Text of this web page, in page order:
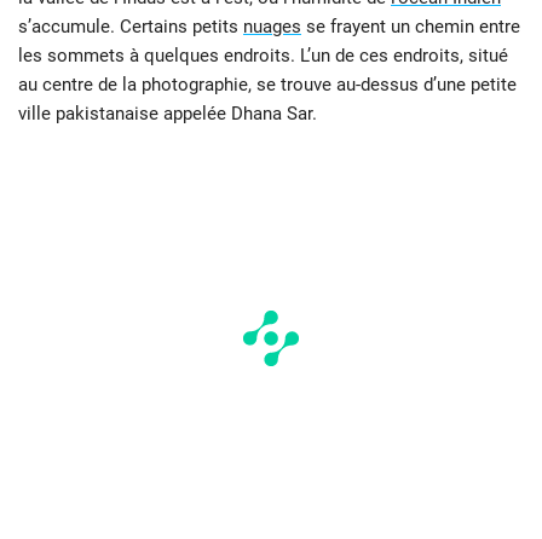
s’accumule. Certains petits nuages se frayent un chemin entre
les sommets à quelques endroits. L’un de ces endroits, situé
au centre de la photographie, se trouve au-dessus d’une petite
ville pakistanaise appelée Dhana Sar.